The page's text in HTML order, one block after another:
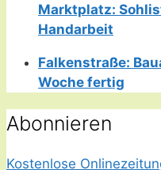
Marktplatz:
Handarbeit
Falkenstraße:
Woche fertig
Abonnieren
Kostenlose